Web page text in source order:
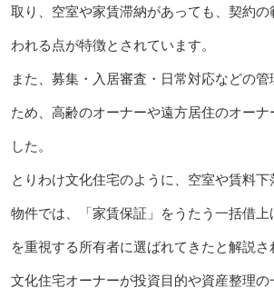
取り、空室や家賃滞納があっても、契約
われる点が特徴とされています。
また、募集・入居審査・日常対応などの
ため、高齢のオーナーや遠方居住のオーナ
した。
とりわけ文化住宅のように、空室や賃料
物件では、「家賃保証」をうたう一括借上
を重視する所有者に選ばれてきたと解説さ
文化住宅オーナーが投資目的や資産整理